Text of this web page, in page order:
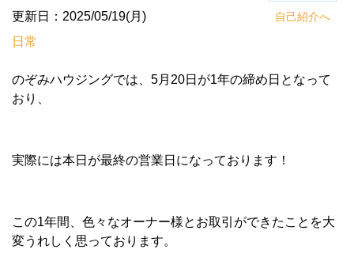
自己紹介へ
更新日：2025/05/19(月)
日常
のぞみハウジングでは、5月20日が1年の締め日となって
おり、
実際には本日が最終の営業日になっております！
この1年間、色々なオーナー様とお取引ができたことを大
変うれしく思っております。